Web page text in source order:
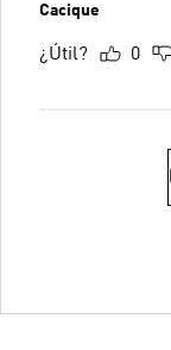
Cacique
¿Útil? 0